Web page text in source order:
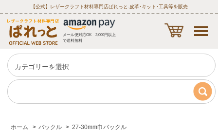
【公式】レザークラフト材料専門店ぱれっと‐皮革･キット･工具等を販売
メール便対応OK 3,000円以上
で送料無料
ホーム > バックル > 27-30mm巾バックル